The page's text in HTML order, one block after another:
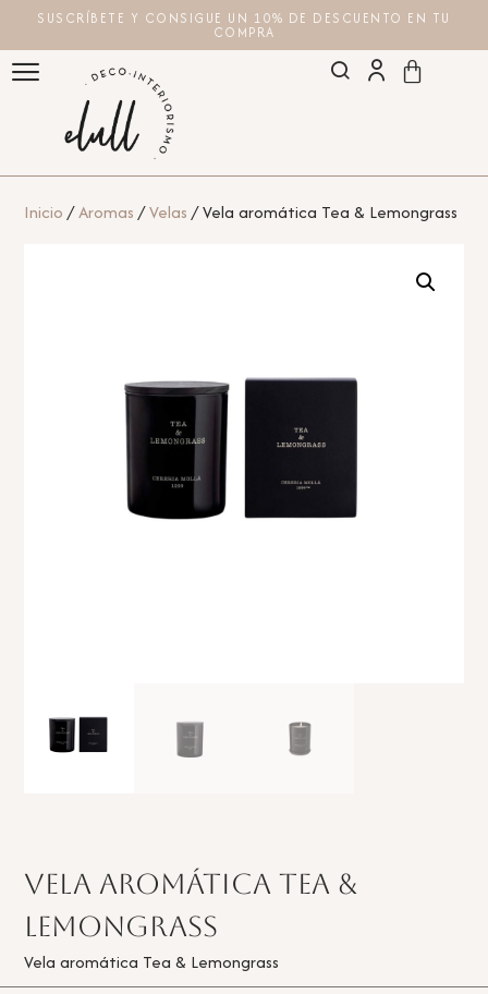
SUSCRÍBETE Y CONSIGUE UN 10% DE DESCUENTO EN TU
COMPRA
Inicio/Aromas/Velas/ Vela aromática Tea & Lemongrass
Vela aromática Tea &
Lemongrass
Vela aromática Tea & Lemongrass